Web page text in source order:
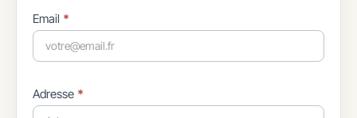
Email *
Adresse *